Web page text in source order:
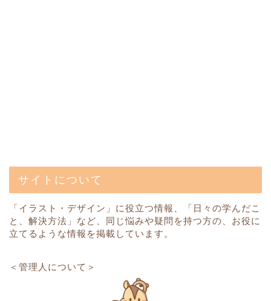
サイトについて
「イラスト・デザイン」に役立つ情報、「日々の学んだこ
と、解決方法」など、同じ悩みや疑問を持つ方の、お役に
立てるような情報を掲載しています。
＜管理人について＞